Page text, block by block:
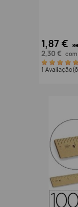
1,87 €
2,30 € com
1